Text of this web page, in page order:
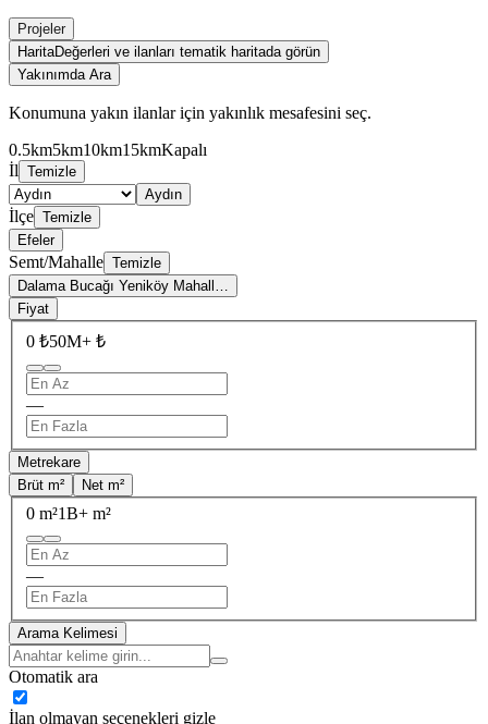
Projeler
HaritaDeğerleri ve ilanları tematik haritada görün
Yakınımda Ara
Konumuna yakın ilanlar için yakınlık mesafesini seç.
0.5km5km10km15kmKapalı
İl Temizle
Aydın
İlçe Temizle
Efeler
Semt/Mahalle Temizle
Dalama Bucağı Yeniköy Mahall…
Fiyat
0 ₺50M+ ₺
—
Metrekare
Brüt m²
Net m²
0 m²1B+ m²
—
Arama Kelimesi
Otomatik ara
İlan olmayan seçenekleri gizle